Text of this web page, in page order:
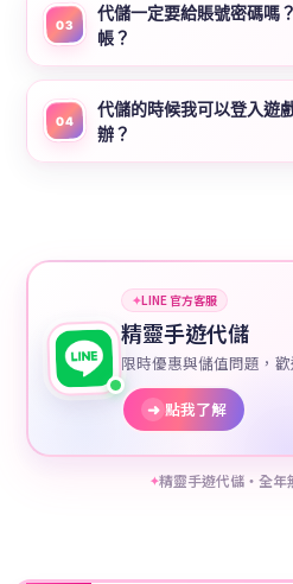
03
代儲一定要給賬號密碼嗎
帳？
04
代儲的時候我可以登入遊
辦？
✦LINE 官方客服
精靈手遊代儲
限時優惠與儲值問題，
➜ 點我了解
✦精靈手遊代儲・全年